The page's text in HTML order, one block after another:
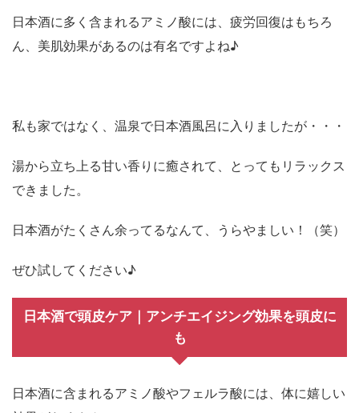
日本酒に多く含まれるアミノ酸には、疲労回復はもちろ
ん、美肌効果があるのは有名ですよね♪
私も家ではなく、温泉で日本酒風呂に入りましたが・・・
湯から立ち上る甘い香りに癒されて、とってもリラックス
できました。
日本酒がたくさん余ってるなんて、うらやましい！（笑）
ぜひ試してください♪
日本酒で頭皮ケア｜アンチエイジング効果を頭皮に
も
日本酒に含まれるアミノ酸やフェルラ酸には、体に嬉しい